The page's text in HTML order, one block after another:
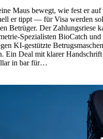
Maus bewegt, wie fest er auf
er tippt — für Visa werden
Betrüger. Der Zahlungsriese
Spezialisten BioCatch
KI-gestützte
Ein Deal mit klarer
in bar für…